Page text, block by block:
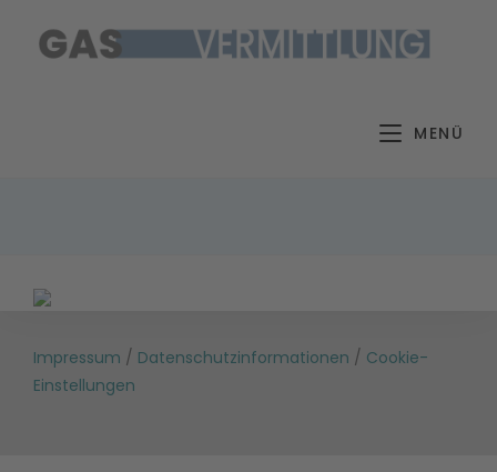
Inhalt
MENÜ
Impressum / Datenschutzinformationen / Cookie-
Einstellungen